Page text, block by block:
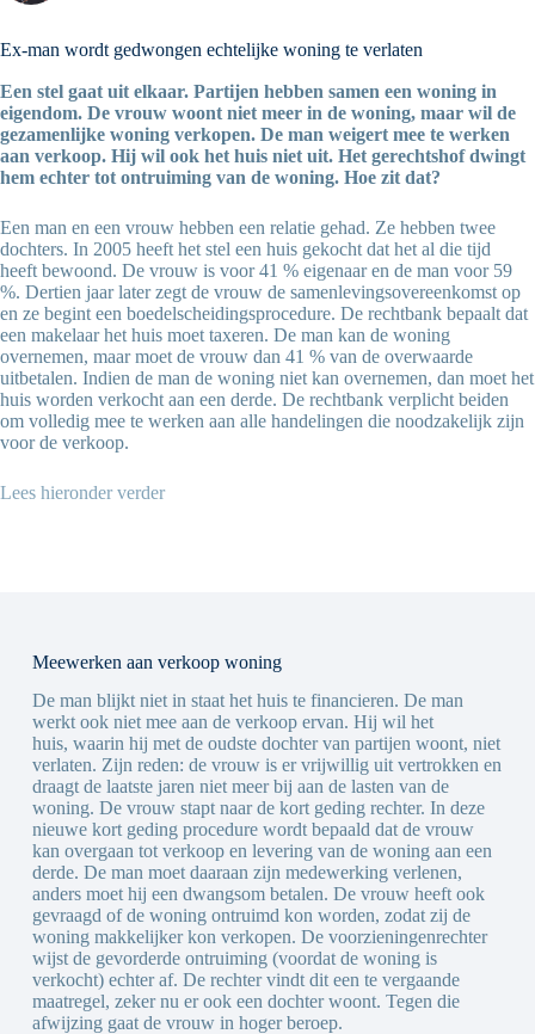
Ex-man wordt gedwongen echtelijke woning te verlaten
Een stel gaat uit elkaar. Partijen hebben samen een woning in
eigendom. De vrouw woont niet meer in de woning, maar wil de
gezamenlijke woning verkopen. De man weigert mee te werken
aan verkoop. Hij wil ook het huis niet uit. Het gerechtshof dwingt
hem echter tot ontruiming van de woning. Hoe zit dat?
Een man en een vrouw hebben een relatie gehad. Ze hebben twee
dochters. In 2005 heeft het stel een huis gekocht dat het al die tijd
heeft bewoond. De vrouw is voor 41 % eigenaar en de man voor 59
%. Dertien jaar later zegt de vrouw de samenlevingsovereenkomst op
en ze begint een boedelscheidingsprocedure. De rechtbank bepaalt dat
een makelaar het huis moet taxeren. De man kan de woning
overnemen, maar moet de vrouw dan 41 % van de overwaarde
uitbetalen. Indien de man de woning niet kan overnemen, dan moet het
huis worden verkocht aan een derde. De rechtbank verplicht beiden
om volledig mee te werken aan alle handelingen die noodzakelijk zijn
voor de verkoop.
Lees hieronder verder
Meewerken aan verkoop woning
De man blijkt niet in staat het huis te financieren. De man
werkt ook niet mee aan de verkoop ervan. Hij wil het
huis, waarin hij met de oudste dochter van partijen woont, niet
verlaten. Zijn reden: de vrouw is er vrijwillig uit vertrokken en
draagt de laatste jaren niet meer bij aan de lasten van de
woning. De vrouw stapt naar de kort geding rechter. In deze
nieuwe kort geding procedure wordt bepaald dat de vrouw
kan overgaan tot verkoop en levering van de woning aan een
derde. De man moet daaraan zijn medewerking verlenen,
anders moet hij een dwangsom betalen. De vrouw heeft ook
gevraagd of de woning ontruimd kon worden, zodat zij de
woning makkelijker kon verkopen. De voorzieningenrechter
wijst de gevorderde ontruiming (voordat de woning is
verkocht) echter af. De rechter vindt dit een te vergaande
maatregel, zeker nu er ook een dochter woont. Tegen die
afwijzing gaat de vrouw in hoger beroep.